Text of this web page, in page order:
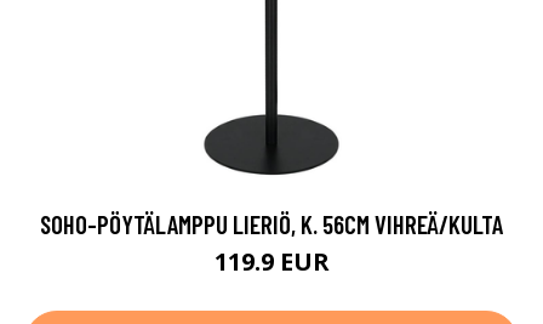
SOHO-PÖYTÄLAMPPU LIERIÖ, K. 56CM VIHREÄ/KULTA
119.9 EUR